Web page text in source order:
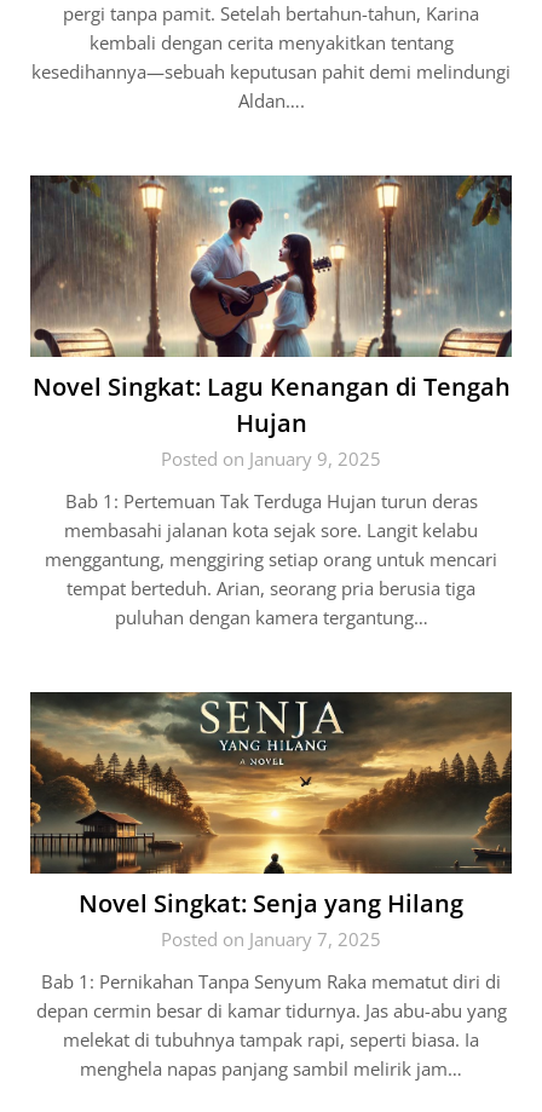
pergi tanpa pamit. Setelah bertahun-tahun, Karina
kembali dengan cerita menyakitkan tentang
kesedihannya—sebuah keputusan pahit demi melindungi
Aldan….
Novel Singkat: Lagu Kenangan di Tengah
Hujan
Posted on January 9, 2025
Bab 1: Pertemuan Tak Terduga Hujan turun deras
membasahi jalanan kota sejak sore. Langit kelabu
menggantung, menggiring setiap orang untuk mencari
tempat berteduh. Arian, seorang pria berusia tiga
puluhan dengan kamera tergantung…
Novel Singkat: Senja yang Hilang
Posted on January 7, 2025
Bab 1: Pernikahan Tanpa Senyum Raka mematut diri di
depan cermin besar di kamar tidurnya. Jas abu-abu yang
melekat di tubuhnya tampak rapi, seperti biasa. Ia
menghela napas panjang sambil melirik jam…